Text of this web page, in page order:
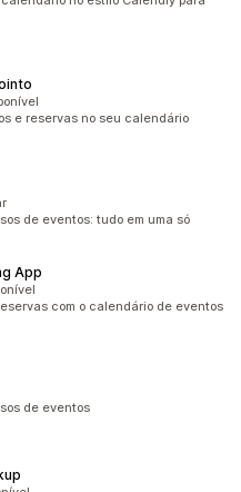
e reservas no seu calendário
de eventos: tudo em uma só
App
com o calendário de eventos
de eventos